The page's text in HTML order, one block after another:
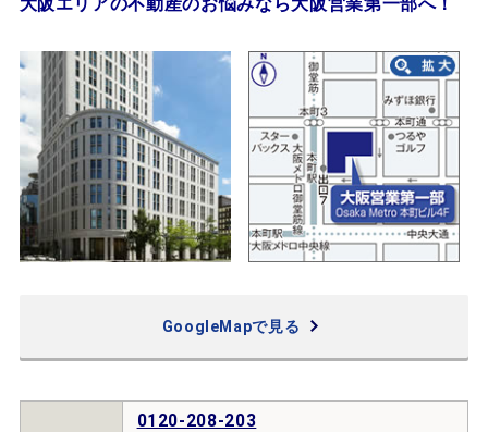
GoogleMapで見る
0120-208-203